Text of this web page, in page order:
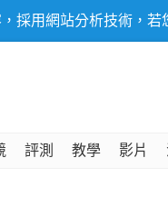
採用網站分析技術，
評測 教學 影片